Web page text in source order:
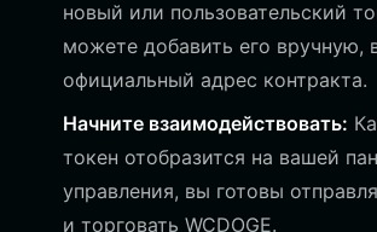
новый или пользовательский
можете добавить его вручную,
официальный адрес контракта.
Начните взаимодействовать:
токен отобразится на вашей
управления, вы готовы
и торговать WCDOGE.